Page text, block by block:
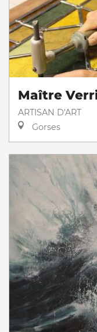
Maître
ARTISAN D'ART
Gorses